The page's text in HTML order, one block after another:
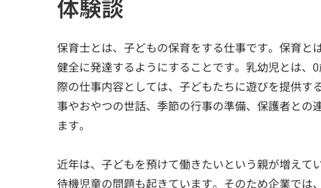
体験談
保育士とは、子どもの保育をする仕事です。保育
健全に発達するようにすることです。乳幼児とは
際の仕事内容としては、子どもたちに遊びを提供
事やおやつの世話、季節の行事の準備、保護者と
ます。
近年は、子どもを預けて働きたいという親が増え
待機児童の問題も起きています。そのため企業で